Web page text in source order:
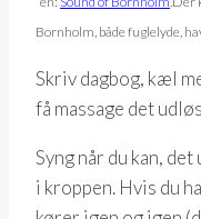
Bornholm, både fuglelyde,
Skriv dagbog, kæl
få massage det
Syng når du kan,
i kroppen. Hvis du